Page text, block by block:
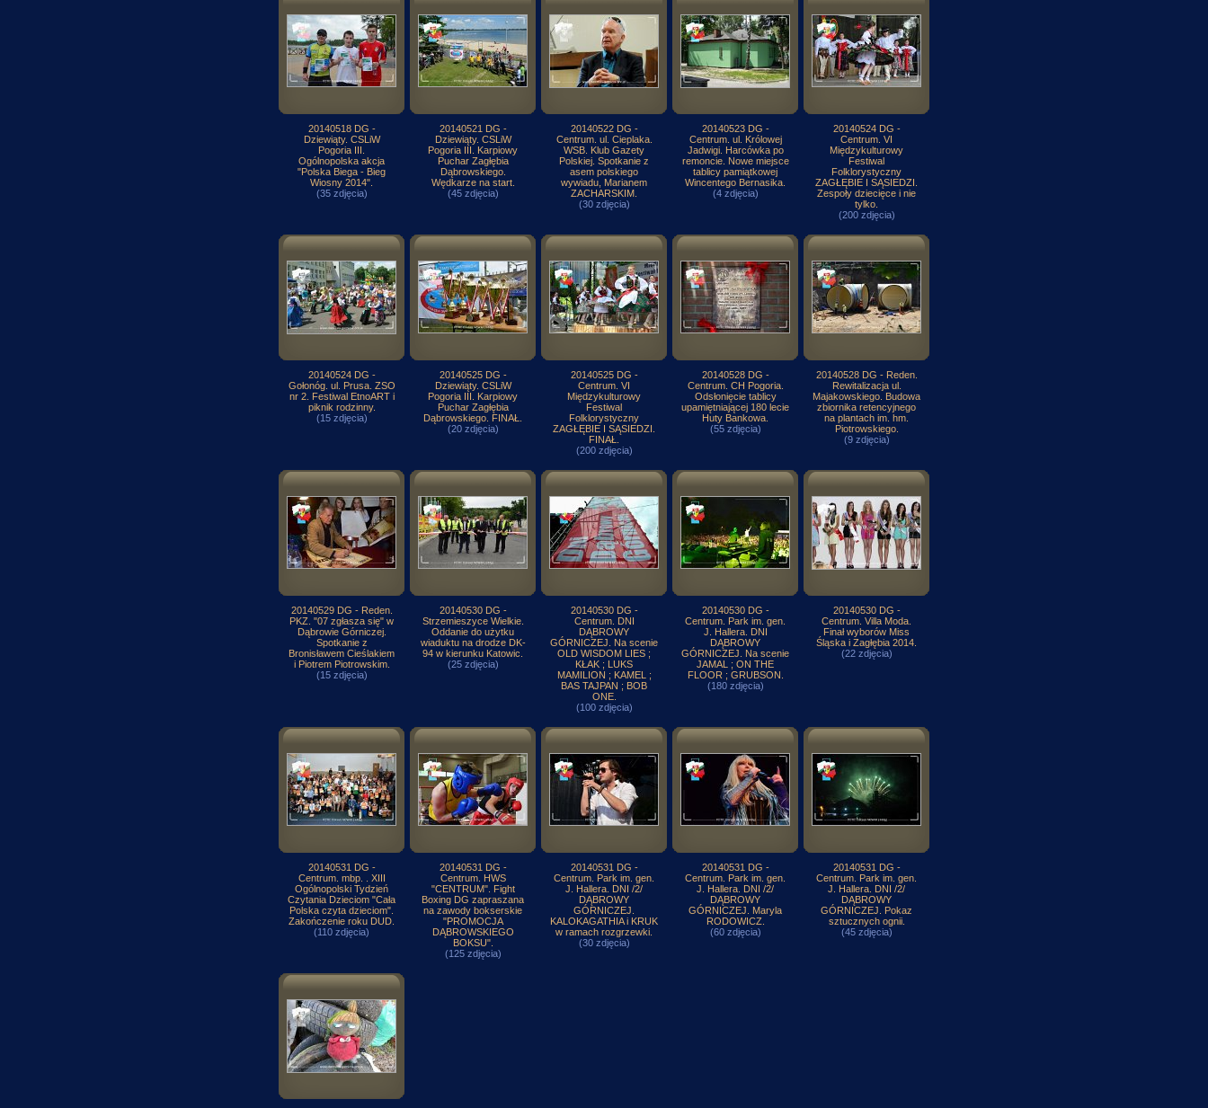
20140518 DG -
Dziewiąty. CSLiW
Pogoria III.
Ogólnopolska akcja
"Polska Biega - Bieg
Wiosny 2014".
(35 zdjęcia)
20140521 DG -
Dziewiąty. CSLiW
Pogoria III. Karpiowy
Puchar Zagłębia
Dąbrowskiego.
Wędkarze na start.
(45 zdjęcia)
20140522 DG -
Centrum. ul. Cieplaka.
WSB. Klub Gazety
Polskiej. Spotkanie z
asem polskiego
wywiadu, Marianem
ZACHARSKIM.
(30 zdjęcia)
20140523 DG -
Centrum. ul. Królowej
Jadwigi. Harcówka po
remoncie. Nowe miejsce
tablicy pamiątkowej
Wincentego Bernasika.
(4 zdjęcia)
20140524 DG -
Centrum. VI
Międzykulturowy
Festiwal
Folklorystyczny
ZAGŁĘBIE I SĄSIEDZI.
Zespoły dziecięce i nie
tylko.
(200 zdjęcia)
20140524 DG -
Gołonóg. ul. Prusa. ZSO
nr 2. Festiwal EtnoART i
piknik rodzinny.
(15 zdjęcia)
20140525 DG -
Dziewiąty. CSLiW
Pogoria III. Karpiowy
Puchar Zagłębia
Dąbrowskiego. FINAŁ.
(20 zdjęcia)
20140525 DG -
Centrum. VI
Międzykulturowy
Festiwal
Folklorystyczny
ZAGŁĘBIE I SĄSIEDZI.
FINAŁ.
(200 zdjęcia)
20140528 DG -
Centrum. CH Pogoria.
Odsłonięcie tablicy
upamiętniającej 180 lecie
Huty Bankowa.
(55 zdjęcia)
20140528 DG - Reden.
Rewitalizacja ul.
Majakowskiego. Budowa
zbiornika retencyjnego
na plantach im. hm.
Piotrowskiego.
(9 zdjęcia)
20140529 DG - Reden.
PKZ. "07 zgłasza się" w
Dąbrowie Górniczej.
Spotkanie z
Bronisławem Cieślakiem
i Piotrem Piotrowskim.
(15 zdjęcia)
20140530 DG -
Strzemieszyce Wielkie.
Oddanie do użytku
wiaduktu na drodze DK-
94 w kierunku Katowic.
(25 zdjęcia)
20140530 DG -
Centrum. DNI
DĄBROWY
GÓRNICZEJ. Na scenie
OLD WISDOM LIES ;
KŁAK ; LUKS
MAMILION ; KAMEL ;
BAS TAJPAN ; BOB
ONE.
(100 zdjęcia)
20140530 DG -
Centrum. Park im. gen.
J. Hallera. DNI
DĄBROWY
GÓRNICZEJ. Na scenie
JAMAL ; ON THE
FLOOR ; GRUBSON.
(180 zdjęcia)
20140530 DG -
Centrum. Villa Moda.
Finał wyborów Miss
Śląska i Zagłębia 2014.
(22 zdjęcia)
20140531 DG -
Centrum. mbp. . XIII
Ogólnopolski Tydzień
Czytania Dzieciom "Cała
Polska czyta dzieciom".
Zakończenie roku DUD.
(110 zdjęcia)
20140531 DG -
Centrum. HWS
"CENTRUM". Fight
Boxing DG zapraszana
na zawody bokserskie
"PROMOCJA
DĄBROWSKIEGO
BOKSU".
(125 zdjęcia)
20140531 DG -
Centrum. Park im. gen.
J. Hallera. DNI /2/
DĄBROWY
GÓRNICZEJ.
KALOKAGATHIA i KRUK
w ramach rozgrzewki.
(30 zdjęcia)
20140531 DG -
Centrum. Park im. gen.
J. Hallera. DNI /2/
DĄBROWY
GÓRNICZEJ. Maryla
RODOWICZ.
(60 zdjęcia)
20140531 DG -
Centrum. Park im. gen.
J. Hallera. DNI /2/
DĄBROWY
GÓRNICZEJ. Pokaz
sztucznych ognii.
(45 zdjęcia)